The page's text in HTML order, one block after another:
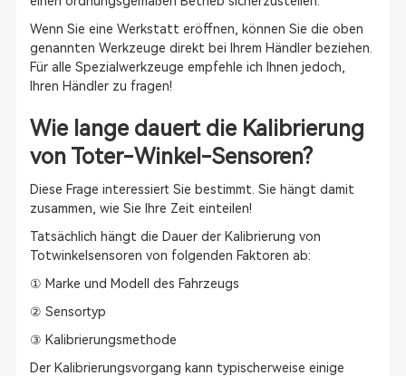
Wenn Sie eine Werkstatt eröffnen, können Sie die oben
genannten Werkzeuge direkt bei Ihrem Händler beziehen.
Für alle Spezialwerkzeuge empfehle ich Ihnen jedoch,
Ihren Händler zu fragen!
Wie lange dauert die Kalibrierung
von Toter-Winkel-Sensoren?
Diese Frage interessiert Sie bestimmt. Sie hängt damit
zusammen, wie Sie Ihre Zeit einteilen!
Tatsächlich hängt die Dauer der Kalibrierung von
Totwinkelsensoren von folgenden Faktoren ab:
① Marke und Modell des Fahrzeugs
② Sensortyp
③ Kalibrierungsmethode
Der Kalibrierungsvorgang kann typischerweise einige